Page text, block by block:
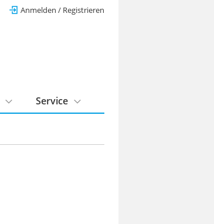
Anmelden / Registrieren
Service